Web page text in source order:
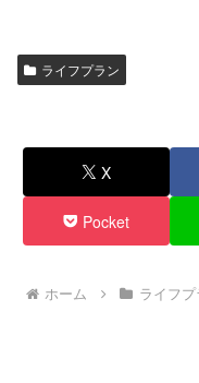
ライフプラン
X
Pocket
ホーム ライフ